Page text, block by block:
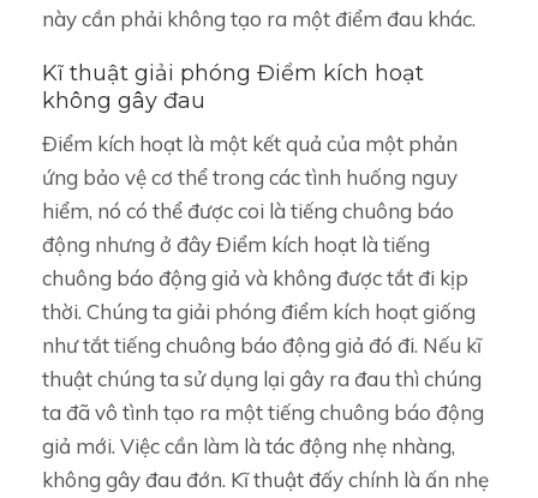
này cần phải không tạo ra một điểm đau khác.
Kĩ thuật giải phóng Điểm kích hoạt
không gây đau
Điểm kích hoạt là một kết quả của một phản
ứng bảo vệ cơ thể trong các tình huống nguy
hiểm, nó có thể được coi là tiếng chuông báo
động nhưng ở đây Điểm kích hoạt là tiếng
chuông báo động giả và không được tắt đi kịp
thời. Chúng ta giải phóng điểm kích hoạt giống
như tắt tiếng chuông báo động giả đó đi. Nếu kĩ
thuật chúng ta sử dụng lại gây ra đau thì chúng
ta đã vô tình tạo ra một tiếng chuông báo động
giả mới. Việc cần làm là tác động nhẹ nhàng,
không gây đau đớn. Kĩ thuật đấy chính là ấn nhẹ